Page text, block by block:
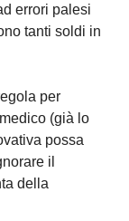
errori palesi
tanti soldi in
per
(già lo
possa
il
della